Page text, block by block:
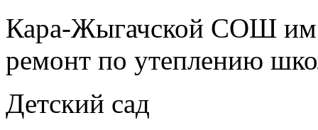
Кара-Жыгачской СОШ
ремонт по утеплению
Детский сад